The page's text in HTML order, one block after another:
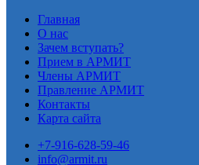
Главная
О нас
Зачем вступать?
Прием в АРМИТ
Члены АРМИТ
Правление АРМИТ
Контакты
Карта сайта
+7-916-628-59-46
info@armit.ru